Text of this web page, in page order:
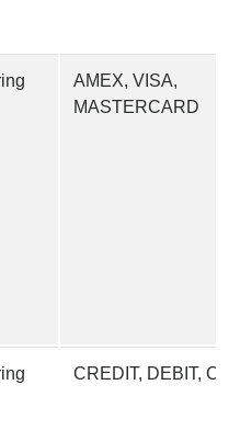
AMEX, VISA,
MASTERCARD
CREDIT, DEBIT,